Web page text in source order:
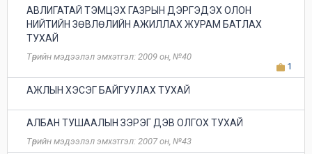
АВЛИГАТАЙ ТЭМЦЭХ ГАЗРЫН ДЭРГЭДЭХ ОЛОН
НИЙТИЙН ЗӨВЛӨЛИЙН АЖИЛЛАХ ЖУРАМ БАТЛАХ
ТУХАЙ
Төрийн мэдээлэл эмхэтгэл: 2009 он, №40
1
АЖЛЫН ХЭСЭГ БАЙГУУЛАХ ТУХАЙ
АЛБАН ТУШААЛЫН ЗЭРЭГ ДЭВ ОЛГОХ ТУХАЙ
Төрийн мэдээлэл эмхэтгэл: 2007 он, №43